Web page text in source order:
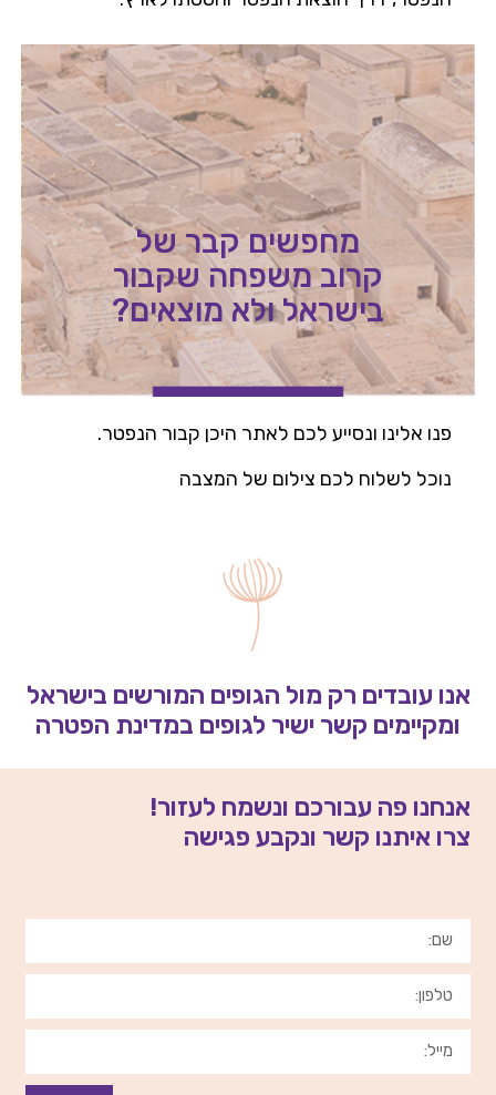
מחפשים קבר של
קרוב משפחה שקבור
בישראל ולא מוצאים?
פנו אלינו ונסייע לכם לאתר היכן קבור הנפטר.
נוכל לשלוח לכם צילום של המצבה
אנו עובדים רק מול הגופים המורשים בישראל
ומקיימים קשר ישיר לגופים במדינת הפטרה
אנחנו פה עבורכם ונשמח לעזור!
צרו איתנו קשר ונקבע פגישה